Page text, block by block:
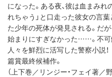
になった。ある夜、彼は血まみれ
れちゃう」と口走った彼女の言
た少年の死体が発見される。だ
始まりにすぎなかった……。不可
人々を鮮烈に活写した警察小説
篇賞最終候補作。
（上下巻／リンジー・フェイ著／